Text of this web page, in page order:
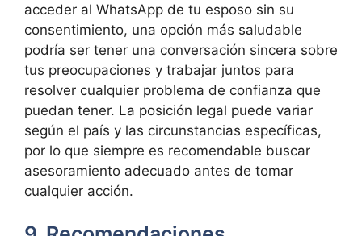
acceder al WhatsApp de tu esposo sin su
consentimiento, una opción más saludable
podría ser tener una conversación sincera sobre
tus preocupaciones y trabajar juntos para
resolver cualquier problema de confianza que
puedan tener. La posición legal puede variar
según el país y las circunstancias específicas,
por lo que siempre es recomendable buscar
asesoramiento adecuado antes de tomar
cualquier acción.